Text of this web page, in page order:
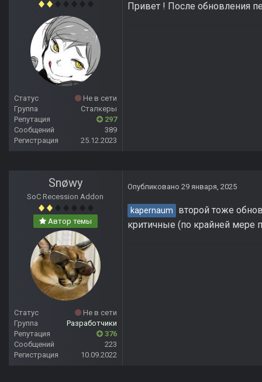
Статус
Не в сети
Группа
Сталкеры
Репутация
297
Сообщений
389
Регистрация
25.12.2023
Привет ! После обновления
Snøwy
SoC Recession Addon
Автор темы
Статус
Не в сети
Группа
Разработчики
Репутация
376
Сообщений
223
Регистрация
10.09.2022
Опубликовано 29 января, 2025
kapernaum
второй тоже
критичные (по крайней мере